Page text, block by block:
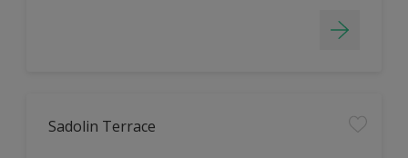
Sadolin Terrace